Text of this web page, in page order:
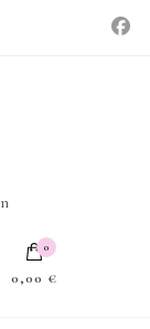
0
0,00 €